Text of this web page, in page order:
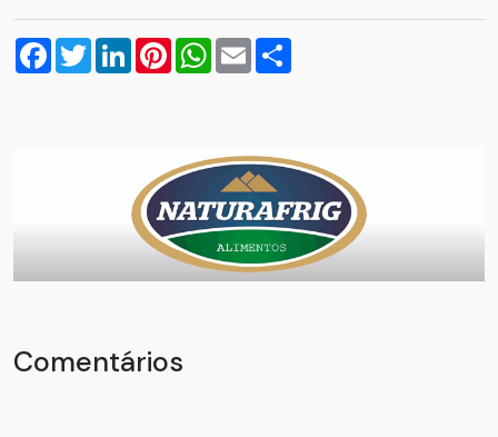
Facebook
TwitterLinkedInPinterestWhatsApp
Email
Comentários